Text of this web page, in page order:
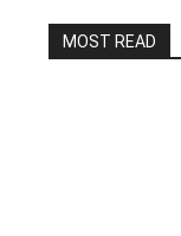
MOST READ